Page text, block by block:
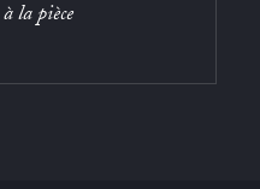
la pièce